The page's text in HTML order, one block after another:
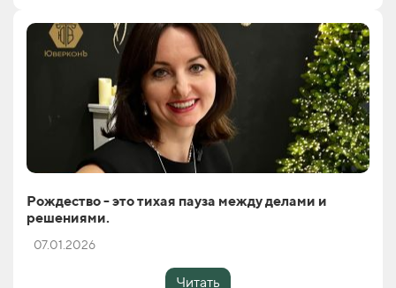
Рождество - это тихая пауза между делами и
решениями.
07.01.2026
Читать